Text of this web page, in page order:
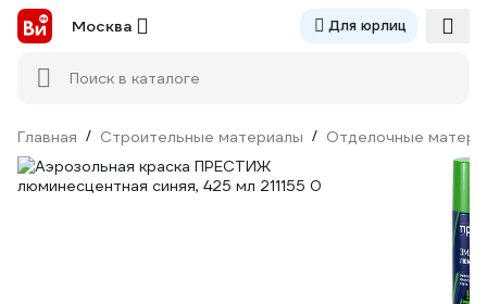
Москва Для юрлиц
Поиск в каталоге
Главная / Строительные материалы / Отделочные